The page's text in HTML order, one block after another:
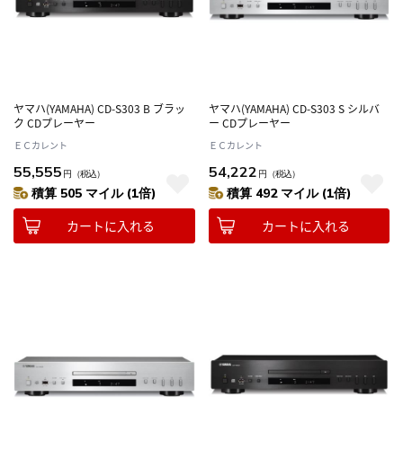
ヤマハ(YAMAHA) CD-S303 B ブラッ
ク CDプレーヤー
ＥＣカレント
55,555 円 （税込）
積算 505 マイル (1倍)
カートに入れる
ヤマハ(YAMAHA) CD-S303 S シルバ
ー CDプレーヤー
ＥＣカレント
54,222 円 （税込）
積算 492 マイル (1倍)
カートに入れる